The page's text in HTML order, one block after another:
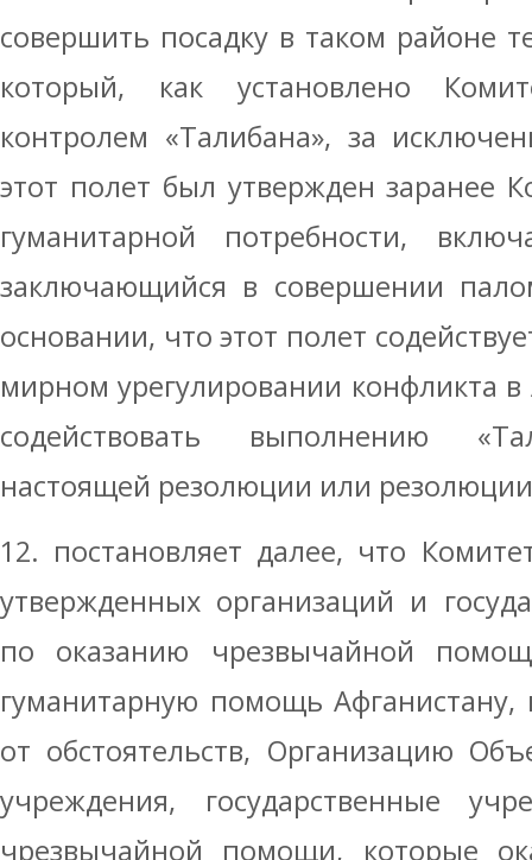
совершить посадку в таком районе
который, как установлено
контролем «Талибана», за
этот полет был утвержден заранее
гуманитарной потребности,
заключающийся в совершении
основании, что этот полет
мирном урегулировании конфликта
содействовать выполнению
настоящей резолюции или резолюции
12. постановляет далее, что
утвержденных организаций и
по оказанию чрезвычайной
гуманитарную помощь Афганистану,
от обстоятельств, Организацию
учреждения, государственные
чрезвычайной помощи, которые